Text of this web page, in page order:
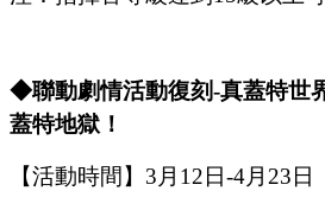
◆聯動劇情活動復刻-真蓋特世
蓋特地獄！
【活動時間】 3月 12 日-4月 23 日